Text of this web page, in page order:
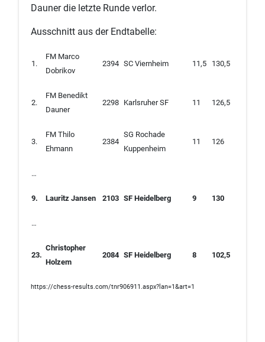
Dauner die letzte Runde verlor.
Ausschnitt aus der Endtabelle:
1.
FM Marco
Dobrikov
2394 SC Viernheim 11,5 130,5
2.
FM Benedikt
Dauner
2298 Karlsruher SF 11 126,5
3.
FM Thilo
Ehmann
2384
SG Rochade
Kuppenheim
11 126
…
9. Lauritz Jansen 2103 SF Heidelberg 9 130
…
23.
Christopher
Holzem
2084 SF Heidelberg 8 102,5
https://chess-results.com/tnr906911.aspx?lan=1&art=1